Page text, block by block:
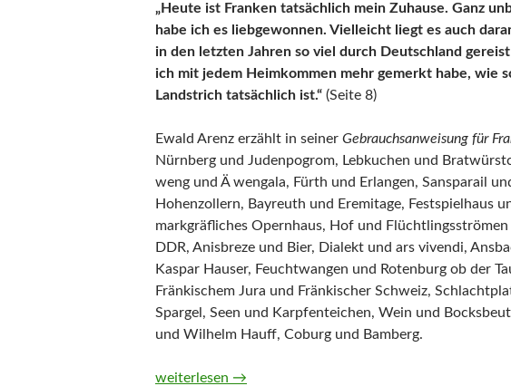
„Heute ist Franken tatsächlich mein Zuhause. Ganz
habe ich es liebgewonnen. Vielleicht liegt es auch
in den letzten Jahren so viel durch Deutschland gereist
ich mit jedem Heimkommen mehr gemerkt habe, wie
Landstrich tatsächlich ist.“ (Seite 8)
Ewald Arenz erzählt in seiner Gebrauchsanweisung für
Nürnberg und Judenpogrom, Lebkuchen und
weng und Ä wengala, Fürth und Erlangen, Sansparail
Hohenzollern, Bayreuth und Eremitage, Festspielhaus
markgräfliches Opernhaus, Hof und Flüchtlingsströmen
DDR, Anisbreze und Bier, Dialekt und ars vivendi,
Kaspar Hauser, Feuchtwangen und Rotenburg ob der
Fränkischem Jura und Fränkischer Schweiz,
Spargel, Seen und Karpfenteichen, Wein und
und Wilhelm Hauff, Coburg und Bamberg.
Gebrauchsanweisung für Franken von Ewald Arenz
weiterlesen →